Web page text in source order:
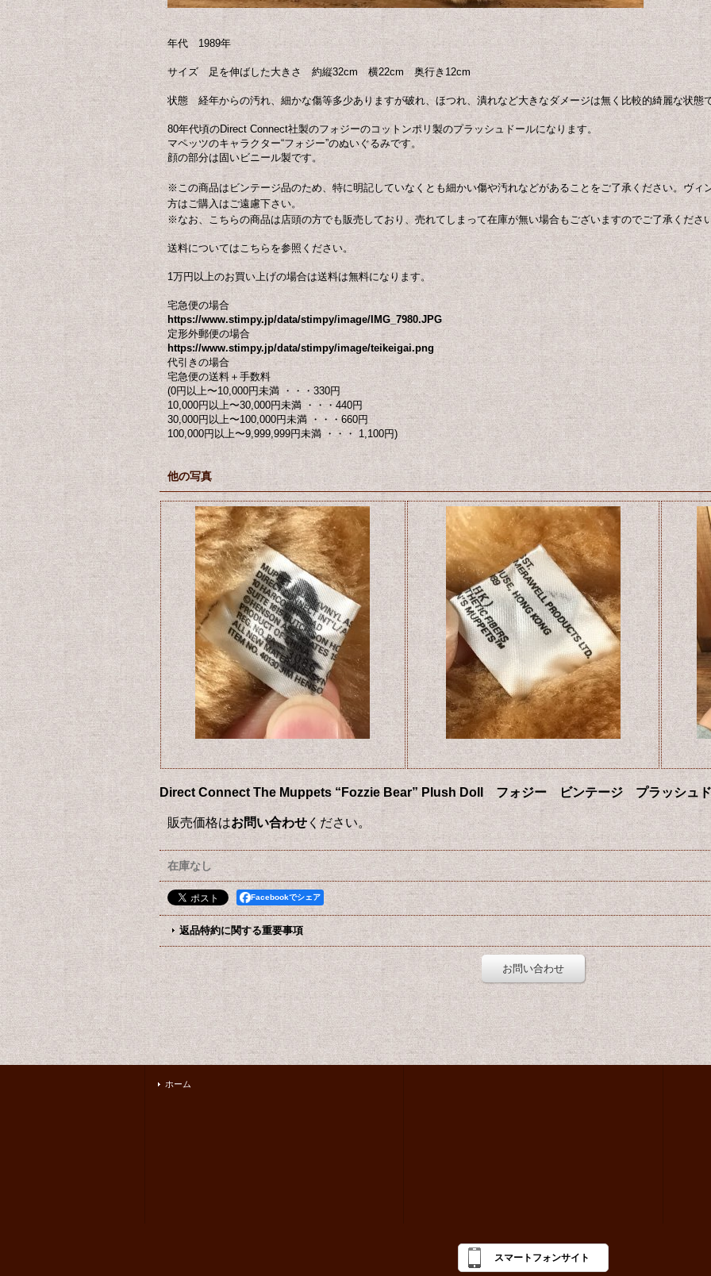
年代 1989年
サイズ 足を伸ばした大きさ 約縦32cm 横22cm 奥行き12cm
状態 経年からの汚れ、細かな傷等多少ありますが破れ、ほつれ、潰れなど大きなダメージは無く比較的綺麗な状態
80年代頃のDirect Connect社製のフォジーのコットンポリ製のプラッシュドールになります。
マペッツのキャラクター“フォジー”のぬいぐるみです。
顔の部分は固いビニール製です。
※この商品はビンテージ品のため、特に明記していなくとも細かい傷や汚れなどがあることをご了承ください。ヴィ
方はご購入はご遠慮下さい。
※なお、こちらの商品は店頭の方でも販売しており、売れてしまって在庫が無い場合もございますのでご了承くださ
送料についてはこちらを参照ください。
1万円以上のお買い上げの場合は送料は無料になります。
宅急便の場合
https://www.stimpy.jp/data/stimpy/image/IMG_7980.JPG
定形外郵便の場合
https://www.stimpy.jp/data/stimpy/image/teikeigai.png
代引きの場合
宅急便の送料＋手数料
(0円以上〜10,000円未満 ・・・330円
10,000円以上〜30,000円未満 ・・・440円
30,000円以上〜100,000円未満 ・・・660円
100,000円以上〜9,999,999円未満 ・・・ 1,100円)
他の写真
Direct Connect The Muppets “Fozzie Bear” Plush Doll フォジー ビンテージ プラッシュ
販売価格はお問い合わせ ください。
在庫なし
Facebookでシェア
返品特約に関する重要事項
お問い合わせ
ホーム
スマートフォンサイト